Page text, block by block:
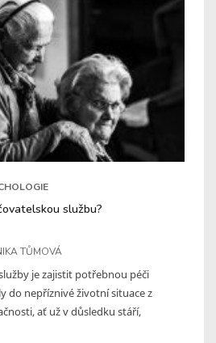
službu?
TŮMOVÁ
je zajistit potřebnou péči
do nepříznivé životní situace z
ať už v důsledku stáří,